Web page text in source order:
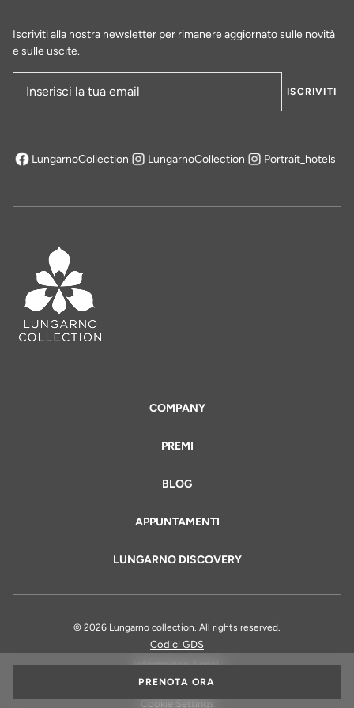
PRENOTA ORA
COMPANY
PREMI
BLOG
APPUNTAMENTI
LUNGARNO DISCOVERY
Iscriviti alla nostra newsletter per rimanere aggiornato sulle novità
e sulle uscite.
ISCRIVITI
LungarnoCollection
si apre in una nuova scheda
LungarnoCollection Portrait_hotels
© 2026 Lungarno collection. All rights reserved.
Codici GDS
Informazioni Legali
Privacy Policy
Cookie Settings